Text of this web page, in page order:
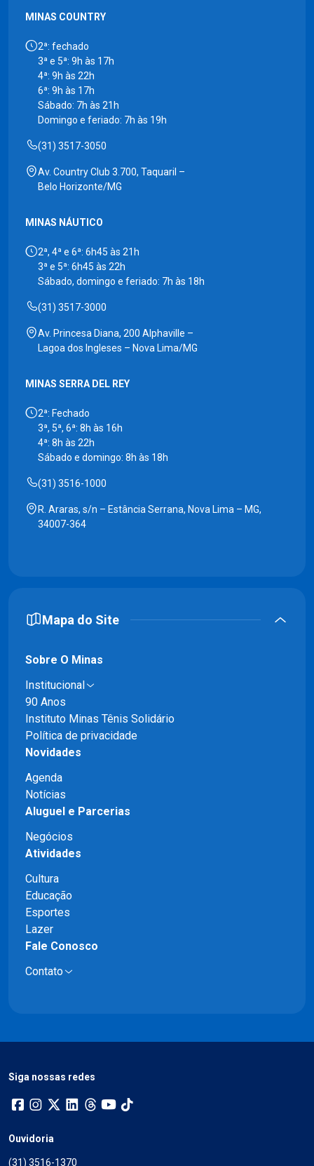
MINAS COUNTRY
2ª: fechado
3ª e 5ª: 9h às 17h
4ª: 9h às 22h
6ª: 9h às 17h
Sábado: 7h às 21h
Domingo e feriado: 7h às 19h
(31) 3517-3050
Av. Country Club 3.700, Taquaril –
Belo Horizonte/MG
MINAS NÁUTICO
2ª, 4ª e 6ª: 6h45 às 21h
3ª e 5ª: 6h45 às 22h
Sábado, domingo e feriado: 7h às 18h
(31) 3517-3000
Av. Princesa Diana, 200 Alphaville –
Lagoa dos Ingleses – Nova Lima/MG
MINAS SERRA DEL REY
2ª: Fechado
3ª, 5ª, 6ª: 8h às 16h
4ª: 8h às 22h
Sábado e domingo: 8h às 18h
(31) 3516-1000
R. Araras, s/n – Estância Serrana, Nova Lima – MG,
34007-364
Mapa do Site
Sobre O Minas
Institucional
90 Anos
Instituto Minas Tênis Solidário
Política de privacidade
Novidades
Agenda
Notícias
Aluguel e Parcerias
Negócios
Atividades
Cultura
Educação
Esportes
Lazer
Fale Conosco
Contato
Siga nossas redes
Ouvidoria
(31) 3516-1370